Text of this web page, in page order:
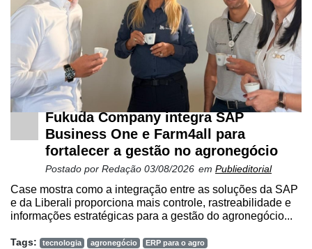
Fukuda Company integra SAP
Business One e Farm4all para
fortalecer a gestão no agronegócio
Postado por Redação 03/08/2026 em Publieditorial
Case mostra como a integração entre as soluções da SAP
e da Liberali proporciona mais controle, rastreabilidade e
informações estratégicas para a gestão do agronegócio...
Tags: tecnologia agronegócio
ERP para o agro